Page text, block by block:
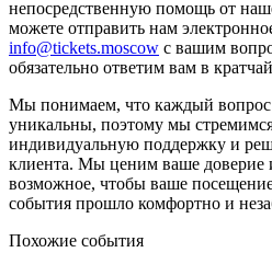
непосредственную помощь от
можете отправить нам
info@tickets.moscow с вашим
обязательно ответим вам в
Мы понимаем, что каждый вопрос
уникальны, поэтому мы
индивидуальную поддержку и
клиента. Мы ценим ваше доверие
возможное, чтобы ваше
события прошло комфортно и
Похожие события